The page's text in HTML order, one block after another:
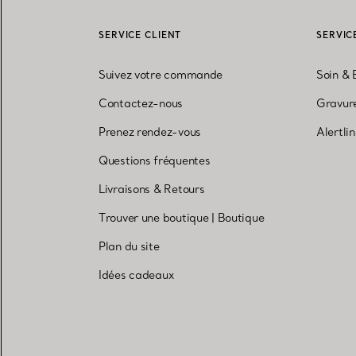
SERVICE CLIENT
Suivez votre commande
Contactez-nous
Prenez rendez-vous
Questions fréquentes
Livraisons & Retours
Trouver une boutique| Boutique
Plan du site
Idées cadeaux
Soin &